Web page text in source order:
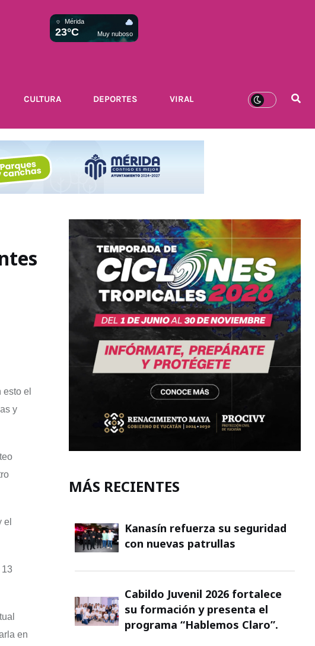
Mérida
23°C Muy nuboso
CULTURA DEPORTES VIRAL
el
y
el
en
MÁS RECIENTES
Kanasín refuerza su seguridad
con nuevas patrullas
Cabildo Juvenil 2026 fortalece
su formación y presenta el
programa “Hablemos Claro”.